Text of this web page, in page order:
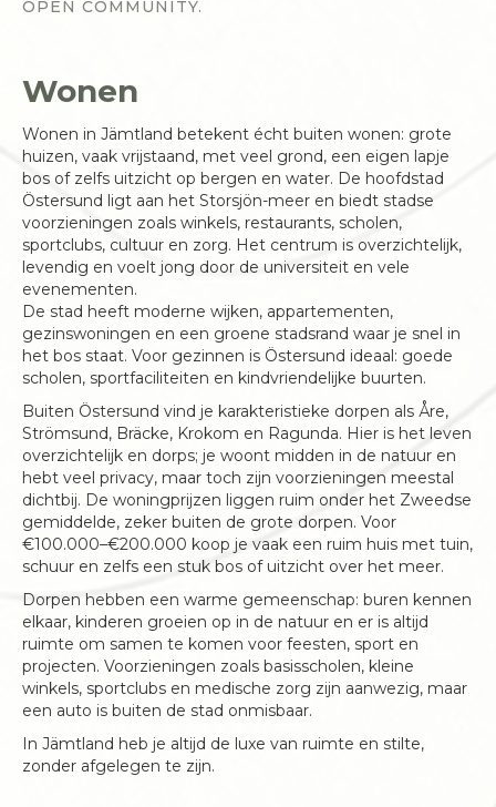
OPEN COMMUNITY.
Wonen
Wonen in Jämtland betekent écht buiten wonen: grote
huizen, vaak vrijstaand, met veel grond, een eigen lapje
bos of zelfs uitzicht op bergen en water. De hoofdstad
Östersund ligt aan het Storsjön-meer en biedt stadse
voorzieningen zoals winkels, restaurants, scholen,
sportclubs, cultuur en zorg. Het centrum is overzichtelijk,
levendig en voelt jong door de universiteit en vele
evenementen.
De stad heeft moderne wijken, appartementen,
gezinswoningen en een groene stadsrand waar je snel in
het bos staat. Voor gezinnen is Östersund ideaal: goede
scholen, sportfaciliteiten en kindvriendelijke buurten.
Buiten Östersund vind je karakteristieke dorpen als Åre,
Strömsund, Bräcke, Krokom en Ragunda. Hier is het leven
overzichtelijk en dorps; je woont midden in de natuur en
hebt veel privacy, maar toch zijn voorzieningen meestal
dichtbij. De woningprijzen liggen ruim onder het Zweedse
gemiddelde, zeker buiten de grote dorpen. Voor
€100.000–€200.000 koop je vaak een ruim huis met tuin,
schuur en zelfs een stuk bos of uitzicht over het meer.
Dorpen hebben een warme gemeenschap: buren kennen
elkaar, kinderen groeien op in de natuur en er is altijd
ruimte om samen te komen voor feesten, sport en
projecten. Voorzieningen zoals basisscholen, kleine
winkels, sportclubs en medische zorg zijn aanwezig, maar
een auto is buiten de stad onmisbaar.
In Jämtland heb je altijd de luxe van ruimte en stilte,
zonder afgelegen te zijn.